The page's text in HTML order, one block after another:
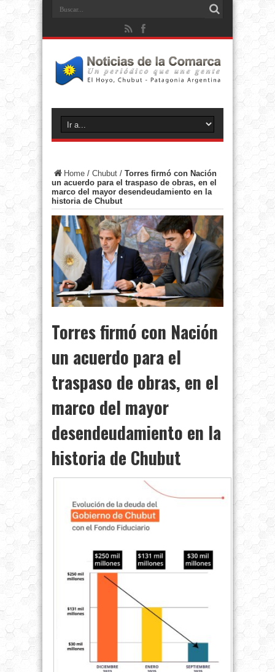
Home / Chubut / Torres firmó con Nación
un acuerdo para el traspaso de obras, en el
marco del mayor desendeudamiento en la
historia de Chubut
Torres firmó con Nación
un acuerdo para el
traspaso de obras, en el
marco del mayor
desendeudamiento en la
historia de Chubut